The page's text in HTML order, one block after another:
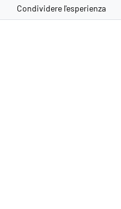
Condividere l'esperienza